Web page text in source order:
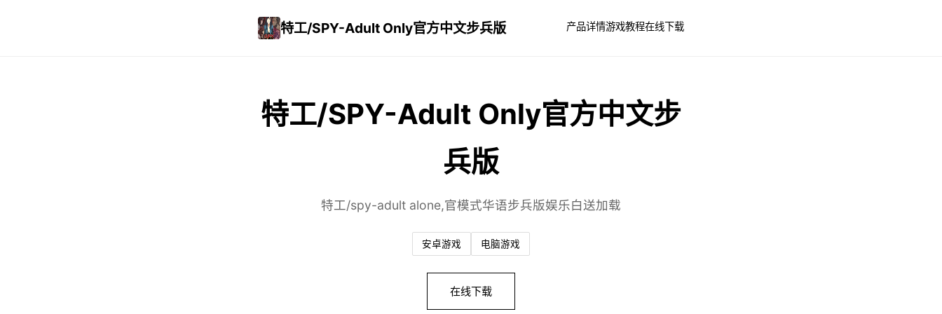
特工/SPY-Adult Only官方中文步兵版 产品详情游戏教程在线下载
特工/SPY-Adult Only官方中文步
兵版
特工/spy-adult alone,官模式华语步兵版娱乐白送加载
安卓游戏 电脑游戏
在线下载